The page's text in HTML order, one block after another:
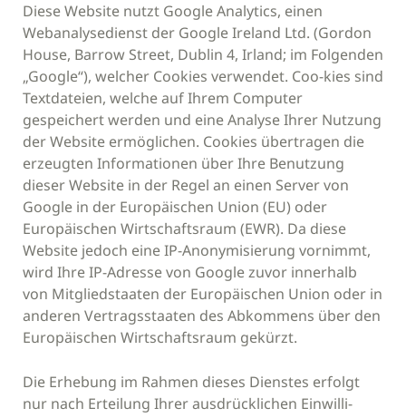
Diese Website nutzt Google Analytics, einen
Webanalysedienst der Google Ireland Ltd. (Gordon
House, Barrow Street, Dublin 4, Irland; im Folgenden
„Google“), welcher Cookies verwendet. Coo-kies sind
Textdateien, welche auf Ihrem Computer
gespeichert werden und eine Analyse Ihrer Nutzung
der Website ermöglichen. Cookies übertragen die
erzeugten Informationen über Ihre Benutzung
dieser Website in der Regel an einen Server von
Google in der Europäischen Union (EU) oder
Europäischen Wirtschaftsraum (EWR). Da diese
Website jedoch eine IP-Anonymisierung vornimmt,
wird Ihre IP-Adresse von Google zuvor innerhalb
von Mitgliedstaaten der Europäischen Union oder in
anderen Vertragsstaaten des Abkommens über den
Europäischen Wirtschaftsraum gekürzt.
Die Erhebung im Rahmen dieses Dienstes erfolgt
nur nach Erteilung Ihrer ausdrücklichen Einwilli-